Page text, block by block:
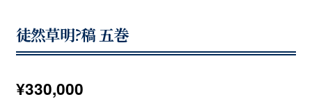
徒然草明?稿 五巻
¥330,000